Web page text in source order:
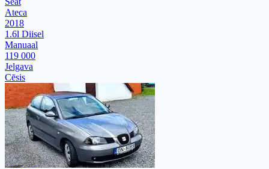
Ateca
2018
1.6l Diisel
Manuaal
119 000
Jelgava
Cēsis